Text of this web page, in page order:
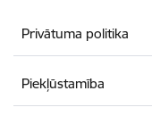
Privātuma politika
Piekļūstamība